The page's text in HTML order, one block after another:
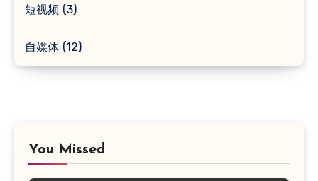
短视频 (3)
自媒体 (12)
You Missed